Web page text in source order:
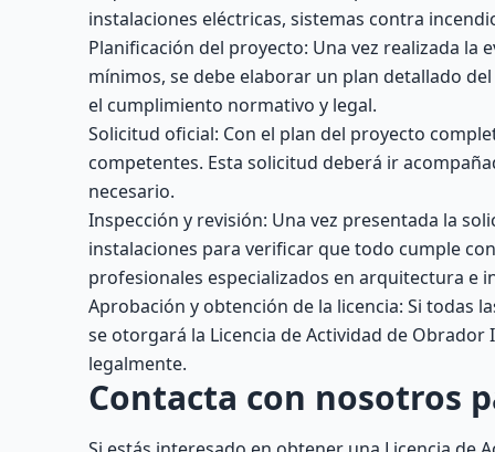
instalaciones eléctricas, sistemas contra
Planificación del proyecto: Una vez realizada
mínimos, se debe elaborar un plan detallado
el cumplimiento normativo y legal.
Solicitud oficial: Con el plan del proyecto
competentes. Esta solicitud deberá ir
necesario.
Inspección y revisión: Una vez presentada la
instalaciones para verificar que todo cumple
profesionales especializados en arquitectura
Aprobación y obtención de la licencia: Si todas
se otorgará la Licencia de Actividad de
legalmente.
Contacta con nosotros